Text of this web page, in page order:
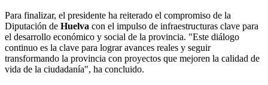
Para finalizar, el presidente ha reiterado el compromiso de la
Diputación de Huelva con el impulso de infraestructuras clave para
el desarrollo económico y social de la provincia. "Este diálogo
continuo es la clave para lograr avances reales y seguir
transformando la provincia con proyectos que mejoren la calidad de
vida de la ciudadanía", ha concluido.